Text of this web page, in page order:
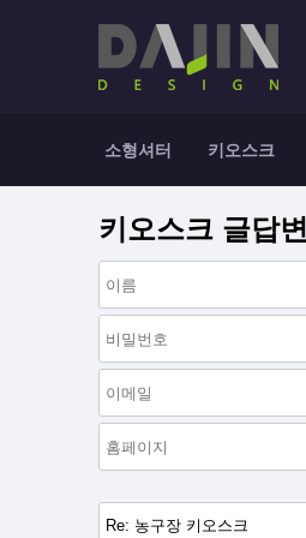
소형셔터 키오스크
키오스크 글답변